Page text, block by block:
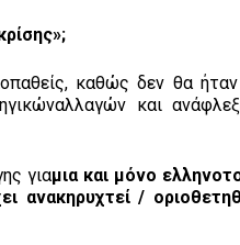
καθώς δεν θα ήταν
και
γιαμια και μόνο
ανακηρυχτεί /